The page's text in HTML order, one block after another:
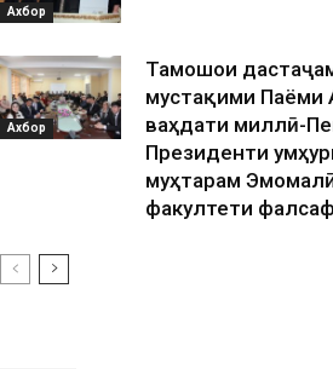
Ахбор
Ахбор
Тамошои
мустақими Паёми
ваҳдати миллӣ-
Президенти
муҳтарам
факултети